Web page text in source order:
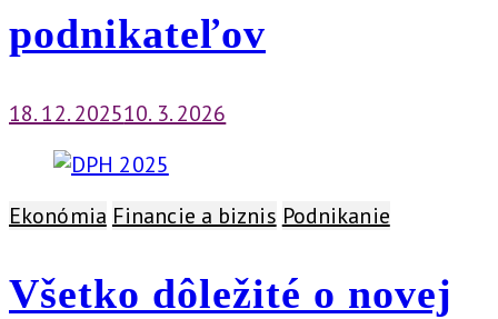
podnikateľov
18. 12. 202510. 3. 2026
Ekonómia Financie a biznis Podnikanie
Všetko dôležité o novej